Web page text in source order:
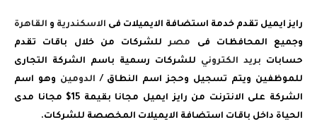
رايز ايميل تقدم خدمة استضافة الايميلات فى الاسكندرية و القاهرة
وجميع المحافظات فى
مصرللشركات من خلال باقات تقدم
حسابات بريد الكتروني للشركات رسمية باسم الشركة التجارى
للموظفين ويتم تسجيل وحجز اسم النطاق / الدومين وهو اسم
الشركة على الانترنت من رايز ايميل مجانا بقيمة 15$ مجانا مدى
الحياة داخل باقات استضافة الايميلات المخصصة للشركات.